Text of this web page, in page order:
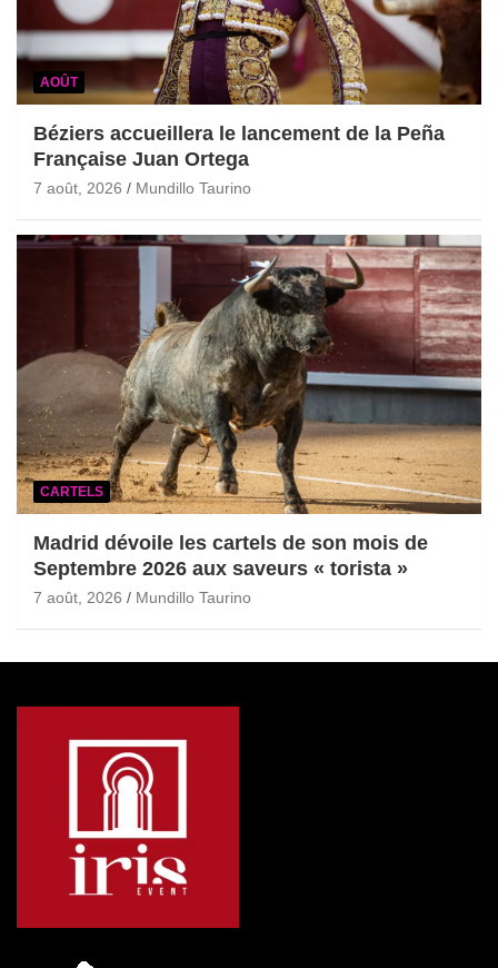
AOÛT
Béziers accueillera le lancement de la Peña
Française Juan Ortega
7 août, 2026 Mundillo Taurino
CARTELS
Madrid dévoile les cartels de son mois de
Septembre 2026 aux saveurs « torista »
7 août, 2026 Mundillo Taurino